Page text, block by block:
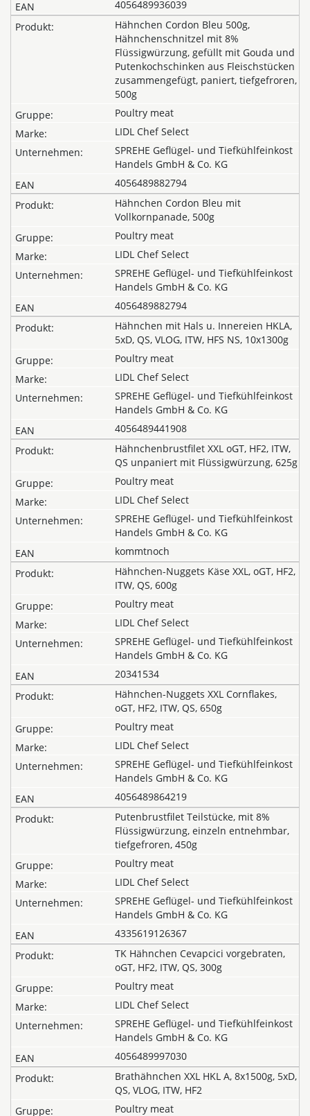
4056489936039
Hähnchen Cordon Bleu 500g,
Hähnchenschnitzel mit 8%
Flüssigwürzung, gefüllt mit Gouda und
Putenkochschinken aus Fleischstücken
zusammengefügt, paniert, tiefgefroren,
500g
Poultry meat
LIDL Chef Select
SPREHE Geflügel- und Tiefkühlfeinkost
Handels GmbH & Co. KG
4056489882794
Hähnchen Cordon Bleu mit
Vollkornpanade, 500g
Poultry meat
LIDL Chef Select
SPREHE Geflügel- und Tiefkühlfeinkost
Handels GmbH & Co. KG
4056489882794
Hähnchen mit Hals u. Innereien HKLA,
5xD, QS, VLOG, ITW, HFS NS, 10x1300g
Poultry meat
LIDL Chef Select
SPREHE Geflügel- und Tiefkühlfeinkost
Handels GmbH & Co. KG
4056489441908
Hähnchenbrustfilet XXL oGT, HF2, ITW,
QS unpaniert mit Flüssigwürzung, 625g
Poultry meat
LIDL Chef Select
SPREHE Geflügel- und Tiefkühlfeinkost
Handels GmbH & Co. KG
kommtnoch
Hähnchen-Nuggets Käse XXL, oGT, HF2,
ITW, QS, 600g
Poultry meat
LIDL Chef Select
SPREHE Geflügel- und Tiefkühlfeinkost
Handels GmbH & Co. KG
20341534
Hähnchen-Nuggets XXL Cornflakes,
oGT, HF2, ITW, QS, 650g
Poultry meat
LIDL Chef Select
SPREHE Geflügel- und Tiefkühlfeinkost
Handels GmbH & Co. KG
4056489864219
Putenbrustfilet Teilstücke, mit 8%
Flüssigwürzung, einzeln entnehmbar,
tiefgefroren, 450g
Poultry meat
LIDL Chef Select
SPREHE Geflügel- und Tiefkühlfeinkost
Handels GmbH & Co. KG
4335619126367
TK Hähnchen Cevapcici vorgebraten,
oGT, HF2, ITW, QS, 300g
Poultry meat
LIDL Chef Select
SPREHE Geflügel- und Tiefkühlfeinkost
Handels GmbH & Co. KG
4056489997030
Brathähnchen XXL HKL A, 8x1500g, 5xD,
QS, VLOG, ITW, HF2
Poultry meat